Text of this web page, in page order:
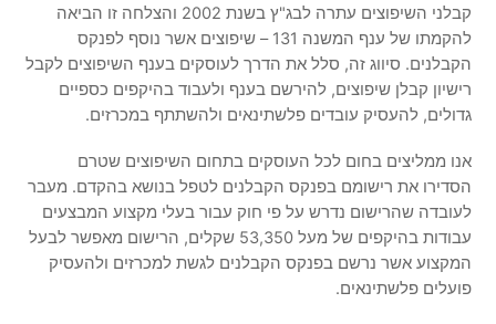
קבלני השיפוצים עתרה לבג"ץ בשנת 2002 והצלחה זו הביאה
להקמתו של ענף המשנה 131 – שיפוצים אשר נוסף לפנקס
הקבלנים. סיווג זה, סלל את הדרך לעוסקים בענף השיפוצים לקבל
רישיון קבלן שיפוצים, להירשם בענף ולעבוד בהיקפים כספיים
גדולים, להעסיק עובדים פלשתינאים ולהשתתף במכרזים.
אנו ממליצים בחום לכל העוסקים בתחום השיפוצים שטרם
הסדירו את רישומם בפנקס הקבלנים לטפל בנושא בהקדם. מעבר
לעובדה שהרישום נדרש על פי חוק עבור בעלי מקצוע המבצעים
עבודות בהיקפים של מעל 53,350 שקלים, הרישום מאפשר לבעל
המקצוע אשר נרשם בפנקס הקבלנים לגשת למכרזים ולהעסיק
פועלים פלשתינאים.